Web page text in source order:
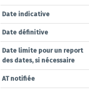
Date indicative
Date définitive
Date limite pour un report
des dates, si nécessaire
AT notifiée